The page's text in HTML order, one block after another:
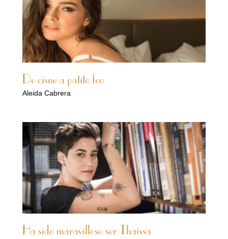
De cisne a patito feo
Aleida Cabrera
Ha sido maravilloso ser Thaíssa